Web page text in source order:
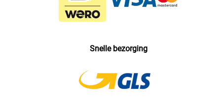
Snelle bezorging